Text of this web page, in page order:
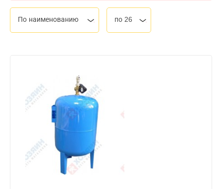
По наименованию по 26